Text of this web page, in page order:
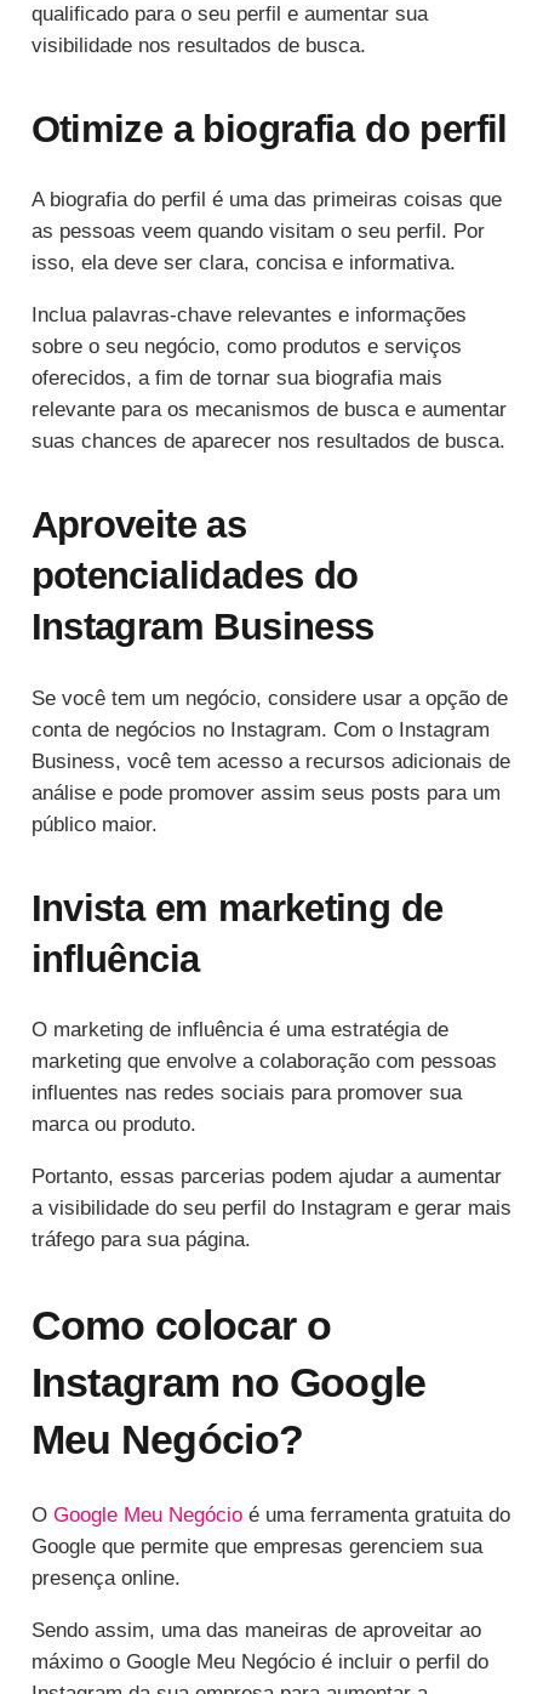
qualificado para o seu perfil e aumentar sua
visibilidade nos resultados de busca.
Otimize a biografia do perfil
A biografia do perfil é uma das primeiras coisas que
as pessoas veem quando visitam o seu perfil. Por
isso, ela deve ser clara, concisa e informativa.
Inclua palavras-chave relevantes e informações
sobre o seu negócio, como produtos e serviços
oferecidos, a fim de tornar sua biografia mais
relevante para os mecanismos de busca e aumentar
suas chances de aparecer nos resultados de busca.
Aproveite as
potencialidades do
Instagram Business
Se você tem um negócio, considere usar a opção de
conta de negócios no Instagram. Com o Instagram
Business, você tem acesso a recursos adicionais de
análise e pode promover assim seus posts para um
público maior.
Invista em marketing de
influência
O marketing de influência é uma estratégia de
marketing que envolve a colaboração com pessoas
influentes nas redes sociais para promover sua
marca ou produto.
Portanto, essas parcerias podem ajudar a aumentar
a visibilidade do seu perfil do Instagram e gerar mais
tráfego para sua página.
Como colocar o
Instagram no Google
Meu Negócio?
O Google Meu Negócioé uma ferramenta gratuita do
Google que permite que empresas gerenciem sua
presença online.
Sendo assim, uma das maneiras de aproveitar ao
máximo o Google Meu Negócio é incluir o perfil do